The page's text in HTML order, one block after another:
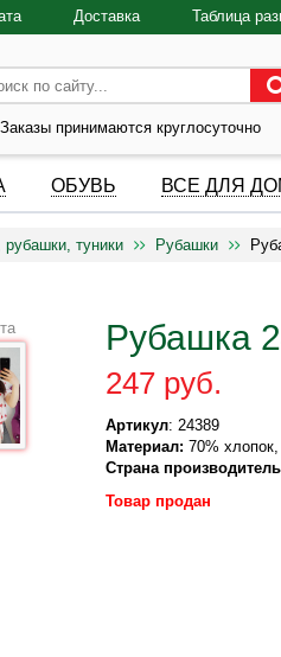
Доставка Таблица
Заказы принимаются круглосуточно
ОБУВЬ ВСЕ ДЛЯ
рубашки, туники Рубашки
Рубашка
247 руб.
Артикул: 24389
Материал: 70%
Страна
Товар продан